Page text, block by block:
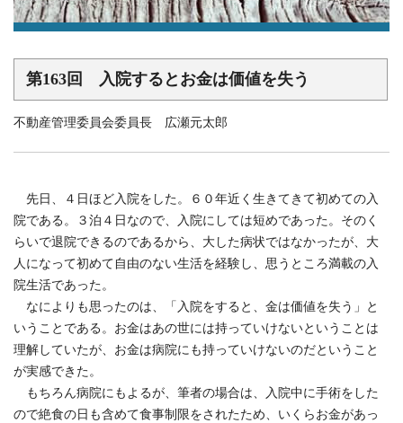
第163回 入院するとお金は価値を失う
不動産管理委員会委員長 広瀬元太郎
先日、４日ほど入院をした。６０年近く生きてきて初めての入
院である。３泊４日なので、入院にしては短めであった。そのく
らいで退院できるのであるから、大した病状ではなかったが、大
人になって初めて自由のない生活を経験し、思うところ満載の入
院生活であった。
なによりも思ったのは、「入院をすると、金は価値を失う」と
いうことである。お金はあの世には持っていけないということは
理解していたが、お金は病院にも持っていけないのだということ
が実感できた。
もちろん病院にもよるが、筆者の場合は、入院中に手術をした
ので絶食の日も含めて食事制限をされたため、いくらお金があっ